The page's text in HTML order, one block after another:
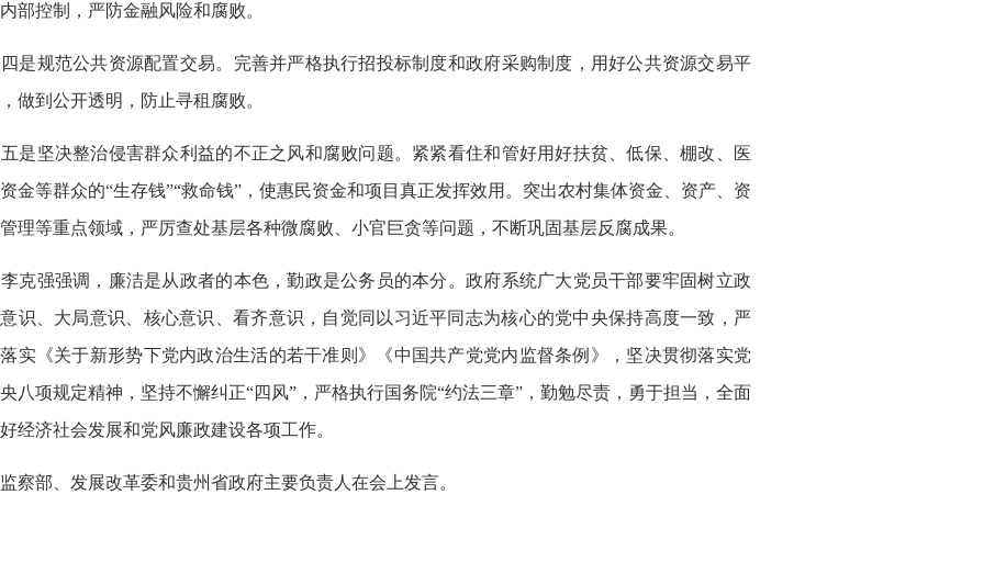
部控制，严防金融风险和腐败。
是规范公共资源配置交易。完善并严格执行招投标制度和政府采购制度，用好公共资源交易平
做到公开透明，防止寻租腐败。
是坚决整治侵害群众利益的不正之风和腐败问题。紧紧看住和管好用好扶贫、低保、棚改、医
金等群众的“生存钱”“救命钱”，使惠民资金和项目真正发挥效用。突出农村集体资金、资产、资
理等重点领域，严厉查处基层各种微腐败、小官巨贪等问题，不断巩固基层反腐成果。
克强强调，廉洁是从政者的本色，勤政是公务员的本分。政府系统广大党员干部要牢固树立政
识、大局意识、核心意识、看齐意识，自觉同以习近平同志为核心的党中央保持高度一致，严
实《关于新形势下党内政治生活的若干准则》《中国共产党党内监督条例》，坚决贯彻落实党
八项规定精神，坚持不懈纠正“四风”，严格执行国务院“约法三章”，勤勉尽责，勇于担当，全面
经济社会发展和党风廉政建设各项工作。
察部、发展改革委和贵州省政府主要负责人在会上发言。